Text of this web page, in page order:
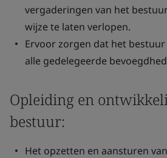
vergaderingen van het
wijze te laten verlopen.
Ervoor zorgen dat het
alle gedelegeerde
Opleiding en
bestuur:
Het opzetten en aansturen